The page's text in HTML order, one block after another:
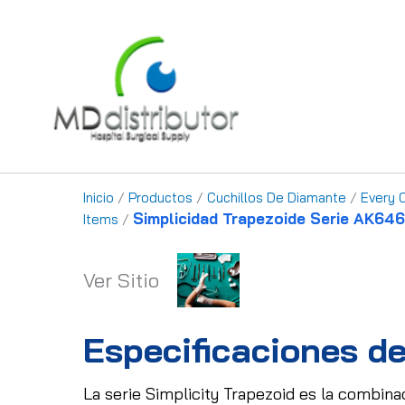
Inicio / Productos / Cuchillos De Diamante / Every
Items / Simplicidad Trapezoide Serie
Ver Sitio
Especificaciones
La serie Simplicity Trapezoid es la